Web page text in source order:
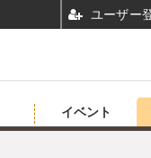
イベント
ユーザー